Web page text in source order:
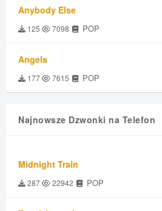
Anybody Else
125 7098 POP
Angels
177 7615 POP
Najnowsze Dzwonki na Telefon
Midnight Train
287 22942 POP